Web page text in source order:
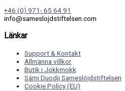
+46 (0) 971- 65 64 91
info@sameslojdstiftelsen.com
Länkar
Support & Kontakt
Allmänna villkor
Butik i Jokkmokk
Sámi Duodji Sameslöjdstiftelsen
Cookie Policy (EU)